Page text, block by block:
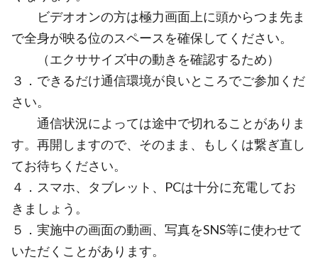
ビデオオンの方は極力画面上に頭からつま先ま
で全身が映る位のスペースを確保してください。
（エクササイズ中の動きを確認するため）
３．できるだけ通信環境が良いところでご参加くだ
さい。
通信状況によっては途中で切れることがありま
す。再開しますので、そのまま、もしくは繋ぎ直し
てお待ちください。
４．スマホ、タブレット、PCは十分に充電してお
きましょう。
５．実施中の画面の動画、写真をSNS等に使わせて
いただくことがあります。